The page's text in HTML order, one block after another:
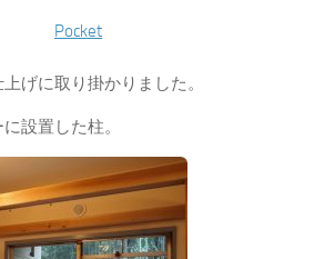
Pocket
げに取り掛かりました。
設置した柱。